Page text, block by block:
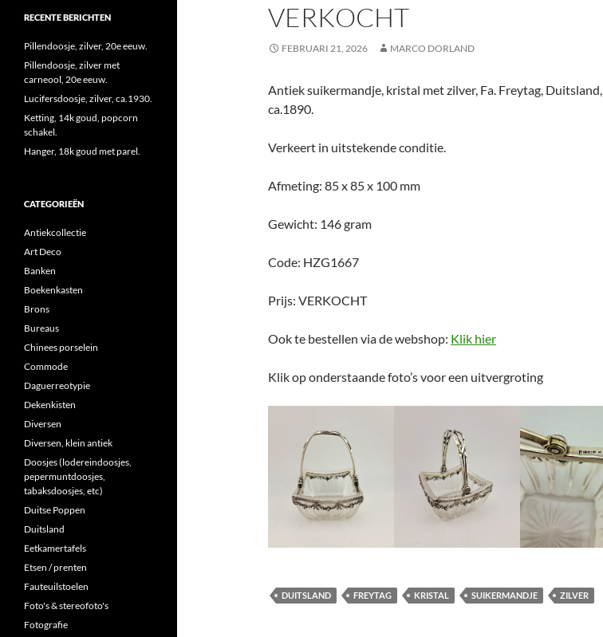
VERKOCHT
FEBRUARI 21, 2026 MARCO DORLAND
Antiek suikermandje, kristal met zilver, Fa. Freytag, Duitsland,
ca.1890.
Verkeert in uitstekende conditie.
Afmeting: 85 x 85 x 100 mm
Gewicht: 146 gram
Code: HZG1667
Prijs: VERKOCHT
Ook te bestellen via de webshop: Klik hier
Klik op onderstaande foto’s voor een uitvergroting
DUITSLAND FREYTAG KRISTAL SUIKERMANDJE ZILVER
RECENTE BERICHTEN
Pillendoosje, zilver, 20e eeuw.
Pillendoosje, zilver met
carneool, 20e eeuw.
Lucifersdoosje, zilver, ca.1930.
Ketting, 14k goud, popcorn
schakel.
Hanger, 18k goud met parel.
CATEGORIEËN
Antiekcollectie
Art Deco
Banken
Boekenkasten
Brons
Bureaus
Chinees porselein
Commode
Daguerreotypie
Dekenkisten
Diversen
Diversen, klein antiek
Doosjes (lodereindoosjes,
pepermuntdoosjes,
tabaksdoosjes, etc)
Duitse Poppen
Duitsland
Eetkamertafels
Etsen / prenten
Fauteuilstoelen
Foto's & stereofoto's
Fotografie